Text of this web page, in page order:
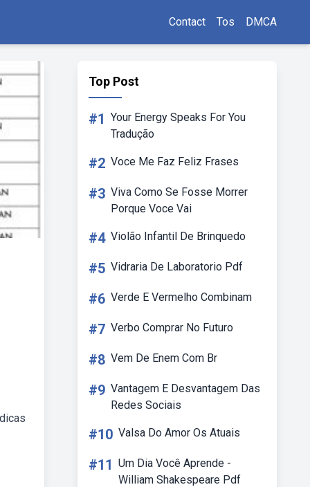
Contact Tos DMCA
Top Post
#1 Your Energy Speaks For You
Tradução
#2 Voce Me Faz Feliz Frases
#3 Viva Como Se Fosse Morrer
Porque Voce Vai
#4 Violão Infantil De Brinquedo
#5 Vidraria De Laboratorio Pdf
#6 Verde E Vermelho Combinam
#7 Verbo Comprar No Futuro
#8 Vem De Enem Com Br
#9 Vantagem E Desvantagem Das
Redes Sociais
#10 Valsa Do Amor Os Atuais
#11 Um Dia Você Aprende -
William Shakespeare Pdf